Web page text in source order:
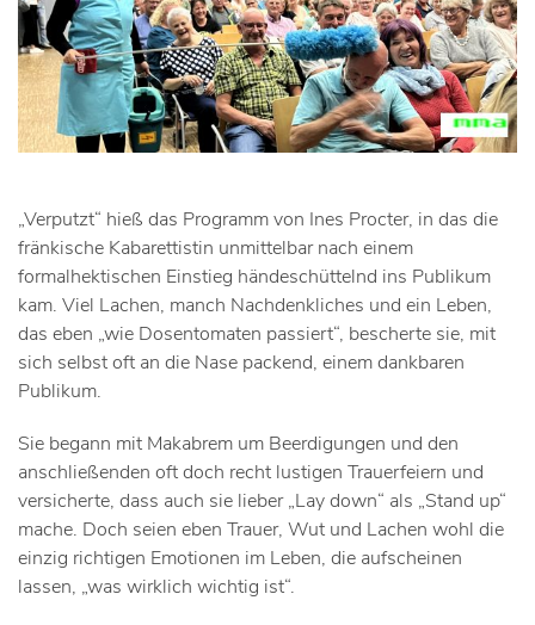
„Verputzt“ hieß das Programm von Ines Procter, in das die
fränkische Kabarettistin unmittelbar nach einem
formalhektischen Einstieg händeschüttelnd ins Publikum
kam. Viel Lachen, manch Nachdenkliches und ein Leben,
das eben „wie Dosentomaten passiert“, bescherte sie, mit
sich selbst oft an die Nase packend, einem dankbaren
Publikum.
Sie begann mit Makabrem um Beerdigungen und den
anschließenden oft doch recht lustigen Trauerfeiern und
versicherte, dass auch sie lieber „Lay down“ als „Stand up“
mache. Doch seien eben Trauer, Wut und Lachen wohl die
einzig richtigen Emotionen im Leben, die aufscheinen
lassen, „was wirklich wichtig ist“.